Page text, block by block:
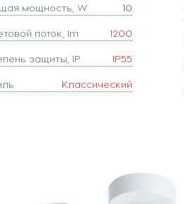
мощность, W 10
поток, lm 1200
защиты, IP IP55
Классический